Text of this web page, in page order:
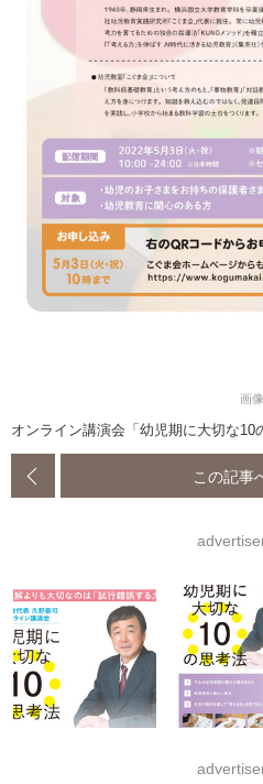
画
オンライン講演会「幼児期に大切な10
この記事